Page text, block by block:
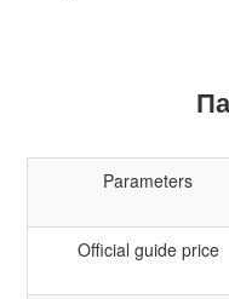
Parameters
Official guide price